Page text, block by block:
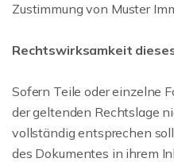
Zustimmung von Muster
Rechtswirksamkeit
Sofern Teile oder einzelne
der geltenden Rechtslage
vollständig entsprechen
des Dokumentes in ihrem